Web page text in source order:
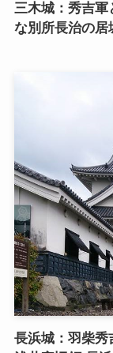
三木城：秀吉軍
な別所長治の居
長浜城：羽柴秀